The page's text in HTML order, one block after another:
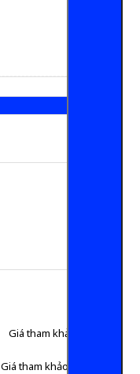
Giá tham khảo:
Giá tham khảo: